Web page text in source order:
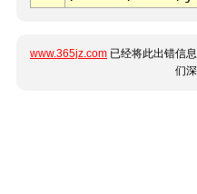
www.365jz.com 已经将此出错信
们